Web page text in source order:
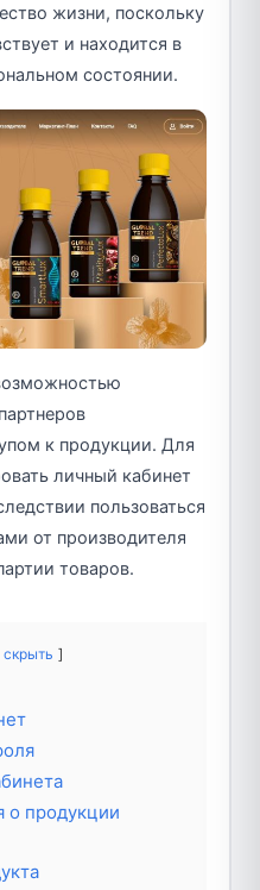
жизни, поскольку
и находится в
состоянии.
к продукции. Для
личный кабинет
пользоваться
от производителя
товаров.
скрыть
о продукции